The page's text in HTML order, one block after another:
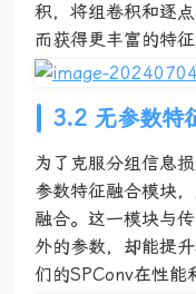
积，将组卷积和逐
而获得更丰富的特征
3.2 无参数特
为了克服分组信息
参数特征融合模块
融合。这一模块与
外的参数，却能提
们的SPConv在性能